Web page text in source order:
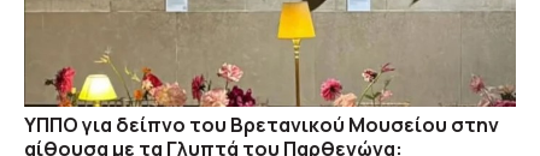
ΥΠΠΟ για δείπνο του Βρετανικού Μουσείου στην
αίθουσα με τα Γλυπτά του Παρθενώνα: